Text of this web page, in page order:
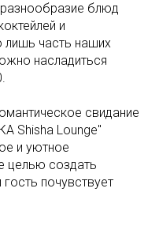
блюд
и
часть наших
насладиться
свидание
Shisha Lounge"
и уютное
целью создать
почувствует